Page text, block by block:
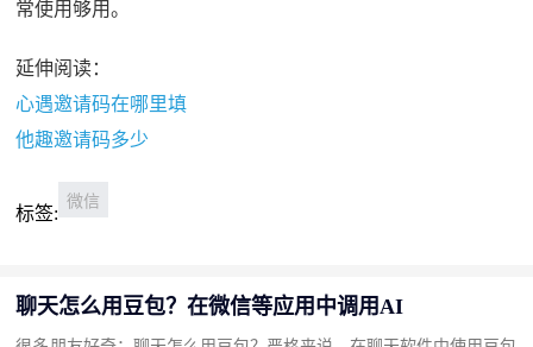
常使用够用。
延伸阅读：
心遇邀请码在哪里填
他趣邀请码多少
标签:
微信
聊天怎么用豆包？在微信等应用中调用AI